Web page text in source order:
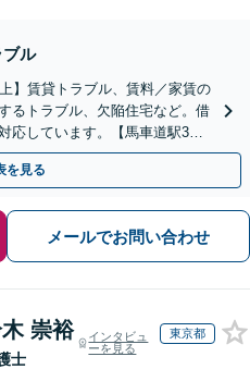
ブル
】賃貸トラブル、賃料／家賃の
るトラブル、欠陥住宅など。借
応しています。【馬車道駅3
を見る
メールでお問い合わせ
崇裕
士
インタビュ
ーを見る
東京都